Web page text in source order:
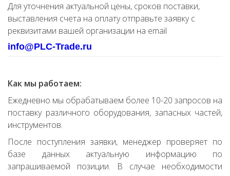
Для уточнения актуальной цены, сроков поставки,
выставления счета на оплату отправьте заявку с
реквизитами вашей организации на email
info@PLC-Trade.ru
Как мы работаем:
Ежедневно мы обрабатываем более 10-20 запросов на
поставку различного оборудования, запасных частей,
инструментов.
После поступления заявки, менеджер проверяет по
базе данных актуальную информацию по
запрашиваемой позиции. В случае необходимости